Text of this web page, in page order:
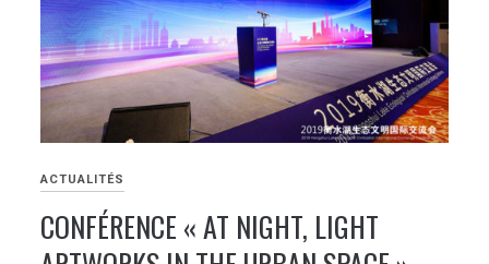
ACTUALITÉS
CONFÉRENCE « AT NIGHT, LIGHT